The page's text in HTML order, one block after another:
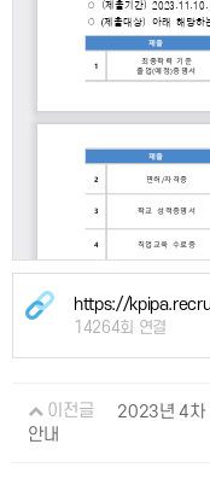
https://
14264회 연결
이전글
2023년 4차
안내